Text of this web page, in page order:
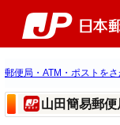
郵便局・ATM・ポストを
山田簡易郵便